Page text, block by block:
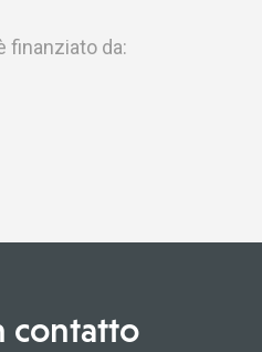
finanziato da:
contatto